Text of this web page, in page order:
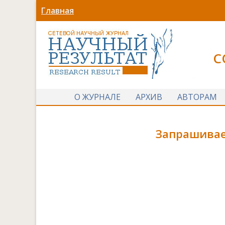
Главная
О ЖУРНАЛЕ АРХИВ АВТОРАМ